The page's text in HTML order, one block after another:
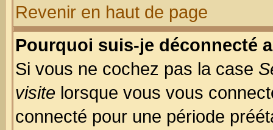
Revenir en haut de page
Pourquoi suis-je déconnecté
Si vous ne cochez pas la case
visite lorsque vous vous
connecté pour une période